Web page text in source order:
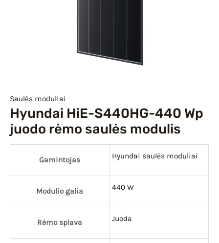
Saulės moduliai
Hyundai HiE-S440HG-440 Wp
juodo rėmo saulės modulis
Gamintojas Hyundai saulės moduliai
Modulio galia 440 W
Rėmo splava Juoda